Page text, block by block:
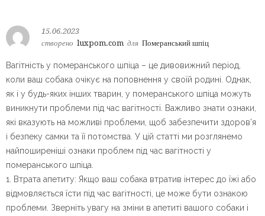
15.06.2023
створено luxpom.com для Померанський шпіц
Вагітність у померанського шпіца – це дивовижний період,
коли ваш собака очікує на поповнення у своїй родині. Однак,
як і у будь-яких інших тварин, у померанського шпіца можуть
виникнути проблеми під час вагітності. Важливо знати ознаки,
які вказують на можливі проблеми, щоб забезпечити здоров’я
і безпеку самки та її потомства. У цій статті ми розглянемо
найпоширеніші ознаки проблем під час вагітності у
померанського шпіца.
1. Втрата апетиту: Якщо ваш собака втратив інтерес до їжі або
відмовляється їсти під час вагітності, це може бути ознакою
проблеми. Зверніть увагу на зміни в апетиті вашого собаки і